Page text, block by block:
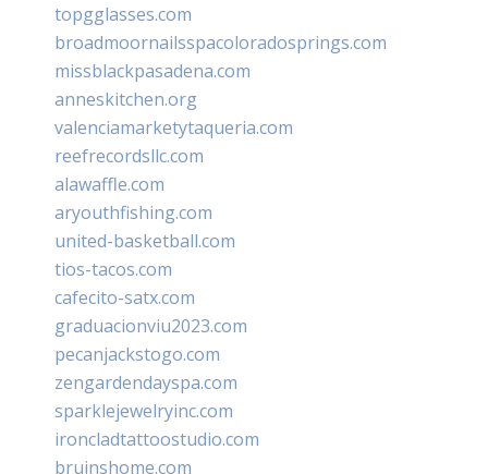
topgglasses.com
broadmoornailsspacoloradosprings.com
missblackpasadena.com
anneskitchen.org
valenciamarketytaqueria.com
reefrecordsllc.com
alawaffle.com
aryouthfishing.com
united-basketball.com
tios-tacos.com
cafecito-satx.com
graduacionviu2023.com
pecanjackstogo.com
zengardendayspa.com
sparklejewelryinc.com
ironcladtattoostudio.com
bruinshome.com